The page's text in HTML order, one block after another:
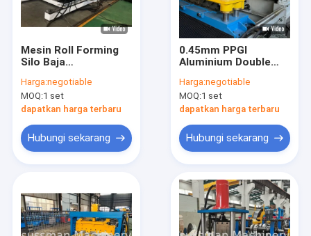
Produk
Tentang kami
Tur Pabrik
Kontrol kualitas
Berita
kasus
Mesin Roll Forming
Silo Baja
Terowongan Tebal
1.8mm-3mm
Harga:negotiable
MOQ:1 set
dapatkan harga terbaru
Hubungi sekarang
0.45mm PPGI
Aluminium Double
Machine Dengan
Lebar Coil 1220mm
Harga:negotiable
MOQ:1 set
dapatkan harga terbaru
Hubungi sekarang